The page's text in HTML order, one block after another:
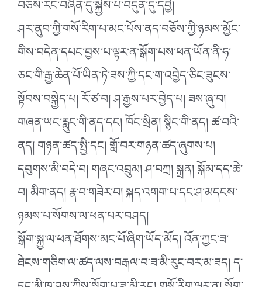
བཅས་རང་བཞིན་དུ་སྐྱེས་པ་བདུན་དུ་དབྱེ།
ཤར་ནུབ་ཀྱི་གསོ་རིག་པ་མང་པོས་ནད་བཅོས་ཀྱི་ཉམས་མྱོང་
གིས་བདེན་དཔང་བྱས་པ་ལྟར་ན་སྒོག་པས་ཕན་ཡོན་ནི་ཧ་
ཅང་གི་རྒྱ་ཆེན་པོ་ཡིན་ཏེ་ཟས་ཀྱི་དང་ག་འབྱེད་ཅིང་ཟུངས་
སྟོབས་བསྐྱེད་པ། རོ་ཙ་བ། ཤ་རྒྱས་པར་བྱེད་པ། ཟས་ཞུ་བ།
གཞན་ཡང་རླུང་གི་ནད་དང། ཁོང་སྲིན། སྙིང་གི་ནད། ཚ་བའི་
ནད། གཉན་ཚད་སྤྱི་དང། གློ་བར་གཉན་ཚད་ཞུགས་པ།
དབུགས་མི་བདེ་བ། གཞང་འབྲུམ། ཤ་བཀྲ། སྐྲན། སྐོམ་དད་ཆེ་
བ། མིག་ནད། རྣ་བ་གཟེར་བ། སྐད་འགག་པ་དང་ཤ་མདངས་
ཉམས་པ་སོགས་ལ་ཕན་པར་བཤད།
སྒོག་སྐྱ་ལ་ཕན་ཐོགས་མང་པོ་ཞིག་ཡོད་མོད། འོན་ཀྱང་ཟ་
ཐེངས་གཅིག་ལ་ཚད་ལས་བརྒལ་བ་ཟ་མི་རུང་བར་མ་ཟད། ད་